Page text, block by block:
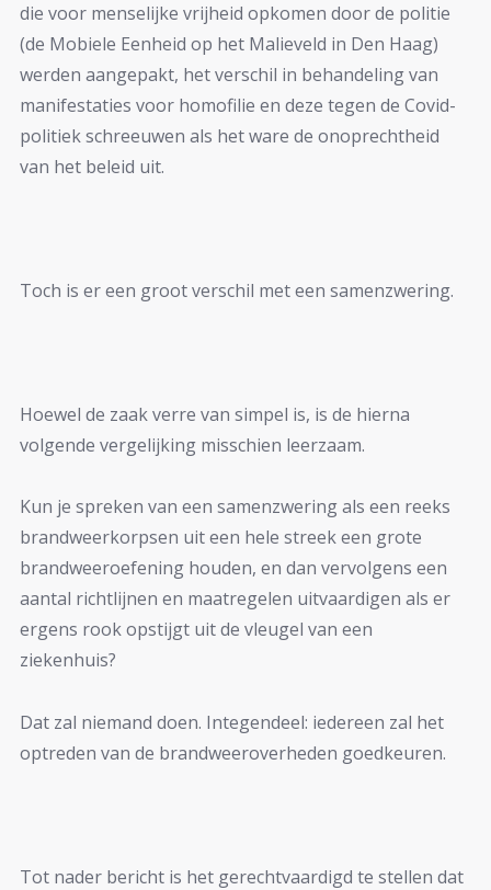
die voor menselijke vrijheid opkomen door de politie
(de Mobiele Eenheid op het Malieveld in Den Haag)
werden aangepakt, het verschil in behandeling van
manifestaties voor homofilie en deze tegen de Covid-
politiek schreeuwen als het ware de onoprechtheid
van het beleid uit.
Toch is er een groot verschil met een samenzwering.
Hoewel de zaak verre van simpel is, is de hierna
volgende vergelijking misschien leerzaam.
Kun je spreken van een samenzwering als een reeks
brandweerkorpsen uit een hele streek een grote
brandweeroefening houden, en dan vervolgens een
aantal richtlijnen en maatregelen uitvaardigen als er
ergens rook opstijgt uit de vleugel van een
ziekenhuis?
Dat zal niemand doen. Integendeel: iedereen zal het
optreden van de brandweeroverheden goedkeuren.
Tot nader bericht is het gerechtvaardigd te stellen dat